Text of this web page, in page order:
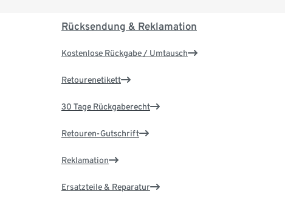
Rücksendung & Reklamation
Kostenlose Rückgabe / Umtausch
Retourenetikett
30 Tage Rückgaberecht
Retouren-Gutschrift
Reklamation
Ersatzteile & Reparatur